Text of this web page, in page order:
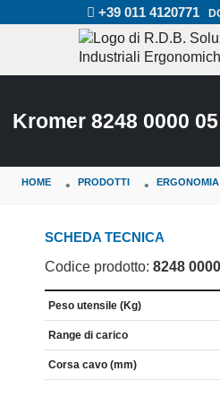
+39 011 4120771
Kromer 8248 0000 05
HOME PRODOTTI
SCHEDA TECNICA
Codice prodotto: 8248
CARATTERISTICA
Peso utensile (Kg)
Range di carico
Corsa cavo (mm)